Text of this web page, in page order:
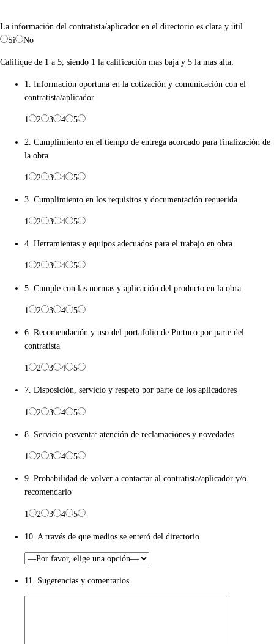
La información del contratista/aplicador en el directorio es clara y útil
Si
No
Califique de 1 a 5, siendo 1 la calificación mas baja y 5 la mas alta:
1. Información oportuna en la cotización y comunicación con el
contratista/aplicador
1 2 3 4 5
2. Cumplimiento en el tiempo de entrega acordado para finalización de
la obra
1 2 3 4 5
3. Cumplimiento en los requisitos y documentación requerida
1 2 3 4 5
4. Herramientas y equipos adecuados para el trabajo en obra
1 2 3 4 5
5. Cumple con las normas y aplicación del producto en la obra
1 2 3 4 5
6. Recomendación y uso del portafolio de Pintuco por parte del
contratista
1 2 3 4 5
7. Disposición, servicio y respeto por parte de los aplicadores
1 2 3 4 5
8. Servicio posventa: atención de reclamaciones y novedades
1 2 3 4 5
9. Probabilidad de volver a contactar al contratista/aplicador y/o
recomendarlo
1 2 3 4 5
10. A través de que medios se enteró del directorio
11. Sugerencias y comentarios